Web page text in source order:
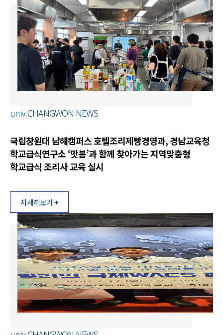
univ.CHANGWON NEWS
국립창원대 남해캠퍼스 호텔조리제빵경영과, 경남교육청
학교급식연구소 ‘맛봄’과 함께 찾아가는 지역맞춤형
학교급식 조리사 교육 실시
자세히보기 +